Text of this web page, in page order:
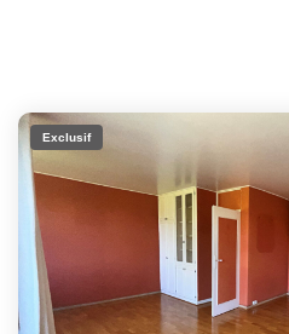
Exclusif